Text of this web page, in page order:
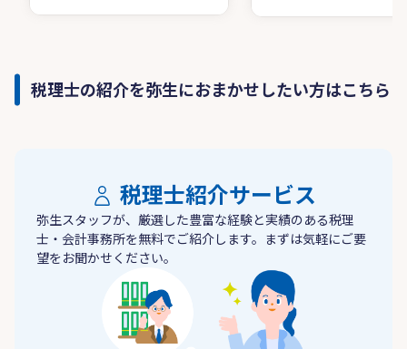
税理士の紹介を弥生におまかせしたい方はこちら
税理士紹介サービス
弥生スタッフが、厳選した豊富な経験と実績のある税理
士・会計事務所を無料でご紹介します。まずは気軽にご要
望をお聞かせください。